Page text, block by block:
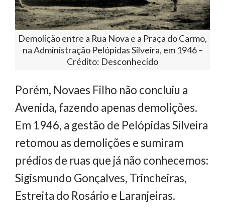
Demolição entre a Rua Nova e a Praça do Carmo,
na Administração Pelópidas Silveira, em 1946 –
Crédito: Desconhecido
Porém, Novaes Filho não concluiu a
Avenida, fazendo apenas demolições.
Em 1946, a gestão de Pelópidas Silveira
retomou as demolições e sumiram
prédios de ruas que já não conhecemos:
Sigismundo Gonçalves, Trincheiras,
Estreita do Rosário e Laranjeiras.